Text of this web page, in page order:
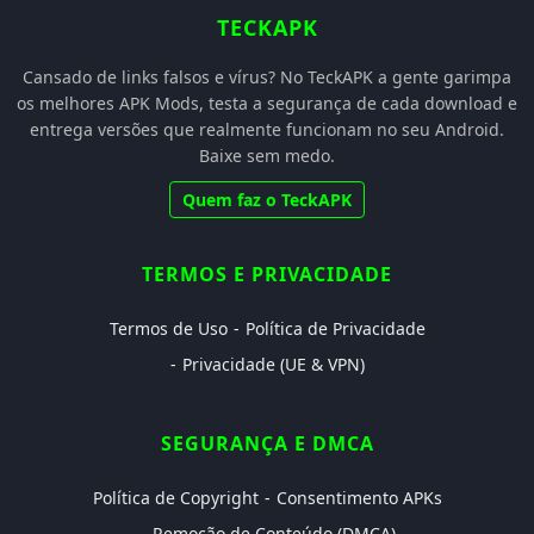
TECKAPK
Cansado de links falsos e vírus? No TeckAPK a gente garimpa
os melhores APK Mods, testa a segurança de cada download e
entrega versões que realmente funcionam no seu Android.
Baixe sem medo.
Quem faz o TeckAPK
TERMOS E PRIVACIDADE
Termos de Uso
Política de Privacidade
Privacidade (UE & VPN)
SEGURANÇA E DMCA
Política de Copyright
Consentimento APKs